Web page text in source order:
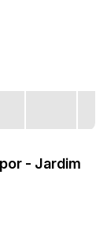
- Jardim